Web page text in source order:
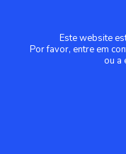
Este website
Por favor, entre em
ou a